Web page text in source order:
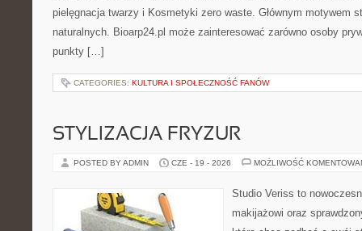
pielęgnacja twarzy i Kosmetyki zero waste. Głównym motywem
naturalnych. Bioarp24.pl może zainteresować zarówno osoby
punkty […]
CATEGORIES: KULTURA I SPOŁECZNOŚĆ FANÓW
STYLIZACJA FRYZUR
POSTED BY ADMIN CZE - 19 - 2026 MOŻLIWOŚĆ
Studio Veriss to
makijażowi oraz